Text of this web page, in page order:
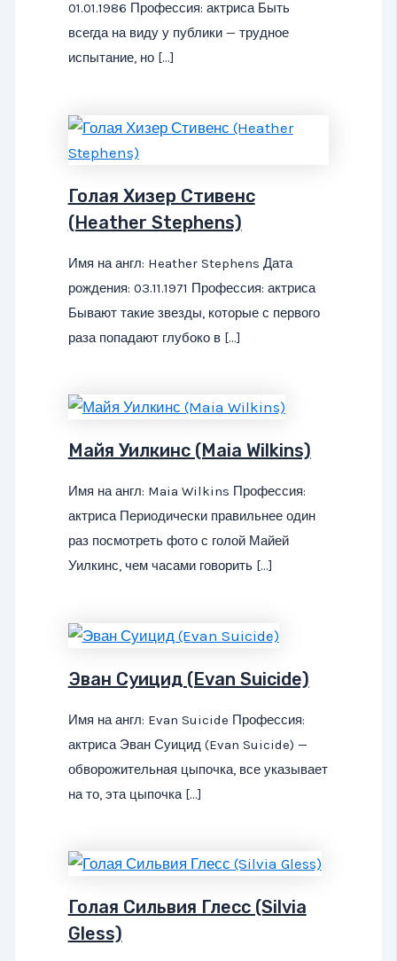
01.01.1986 Профессия: актриса Быть
всегда на виду у публики — трудное
испытание, но […]
Голая Хизер Стивенс
(Heather Stephens)
Имя на англ: Heather Stephens Дата
рождения: 03.11.1971 Профессия: актриса
Бывают такие звезды, которые с первого
раза попадают глубоко в […]
Майя Уилкинс (Maia Wilkins)
Имя на англ: Maia Wilkins Профессия:
актриса Периодически правильнее один
раз посмотреть фото с голой Майей
Уилкинс, чем часами говорить […]
Эван Суицид (Evan Suicide)
Имя на англ: Evan Suicide Профессия:
актриса Эван Суицид (Evan Suicide) —
обворожительная цыпочка, все указывает
на то, эта цыпочка […]
Голая Сильвия Глесс (Silvia
Gless)